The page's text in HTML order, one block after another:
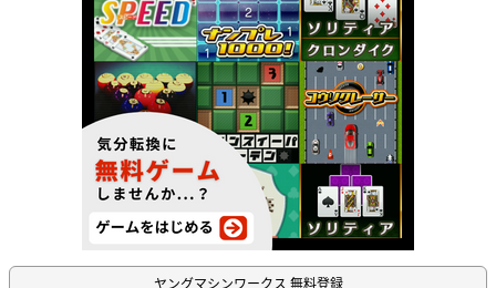
ヤングマシンワークス 無料登録